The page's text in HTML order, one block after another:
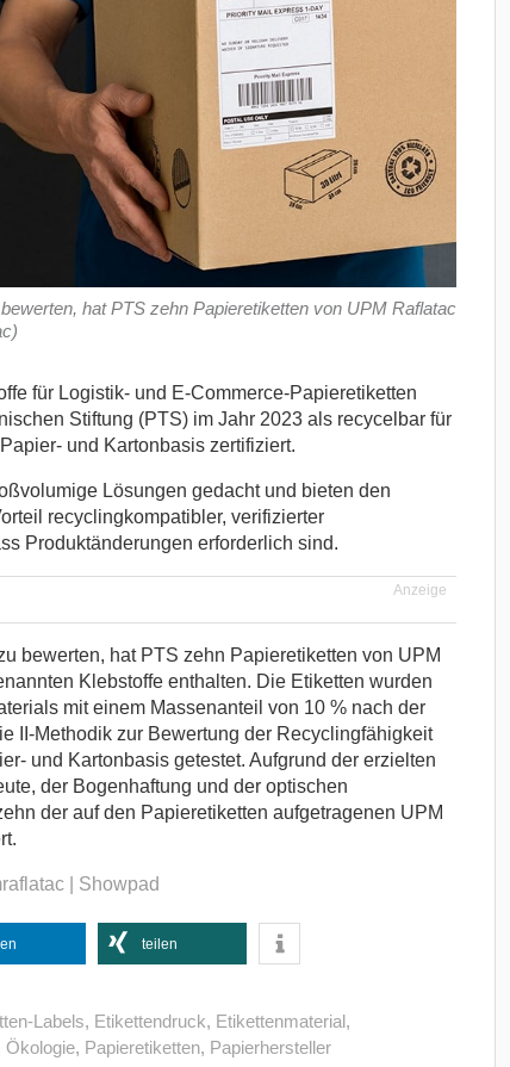
hat PTS zehn Papieretiketten von UPM Raflatac
für Logistik- und E-Commerce-Papieretiketten
Stiftung (PTS) im Jahr 2023 als recycelbar für
und Kartonbasis zertifiziert.
Lösungen gedacht und bieten den
recyclingkompatibler, verifizierter
Produktänderungen erforderlich sind.
Anzeige
bewerten, hat PTS zehn Papieretiketten von UPM
Klebstoffe enthalten. Die Etiketten wurden
mit einem Massenanteil von 10 % nach der
II-Methodik zur Bewertung der Recyclingfähigkeit
und Kartonbasis getestet. Aufgrund der erzielten
der Bogenhaftung und der optischen
der auf den Papieretiketten aufgetragenen UPM
| Showpad
teilen
Labels, Etikettendruck, Etikettenmaterial,
Ökologie, Papieretiketten, Papierhersteller